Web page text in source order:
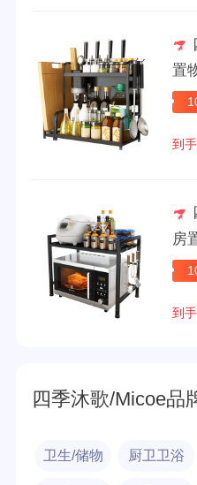
置
面
装
到
房
功
到
四季沐歌/Micoe品
卫生/储物 厨卫卫浴